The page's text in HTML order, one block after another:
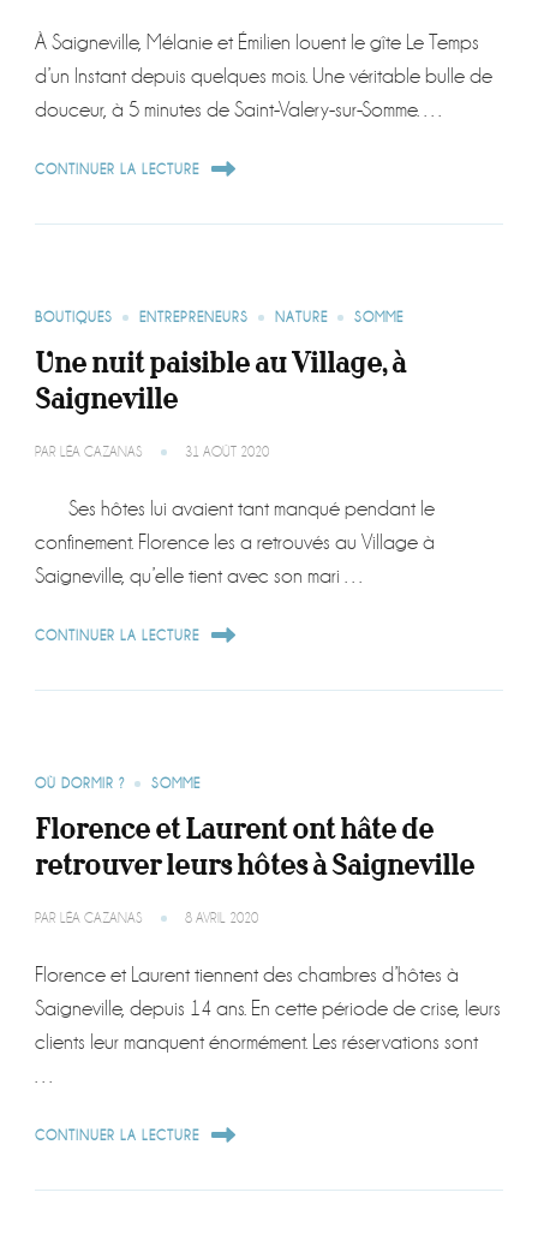
À Saigneville, Mélanie et Émilien louent le gîte Le Temps
d’un Instant depuis quelques mois. Une véritable bulle de
douceur, à 5 minutes de Saint-Valery-sur-Somme. …
CONTINUER LA LECTURE
BOUTIQUES ENTREPRENEURS NATURE SOMME
Une nuit paisible au Village, à
Saigneville
PAR LÉA CAZANAS 31 AOÛT 2020
Ses hôtes lui avaient tant manqué pendant le
confinement. Florence les a retrouvés au Village à
Saigneville, qu’elle tient avec son mari …
CONTINUER LA LECTURE
OÙ DORMIR ? SOMME
Florence et Laurent ont hâte de
retrouver leurs hôtes à Saigneville
PAR LÉA CAZANAS 8 AVRIL 2020
Florence et Laurent tiennent des chambres d’hôtes à
Saigneville, depuis 14 ans. En cette période de crise, leurs
clients leur manquent énormément. Les réservations sont
…
CONTINUER LA LECTURE